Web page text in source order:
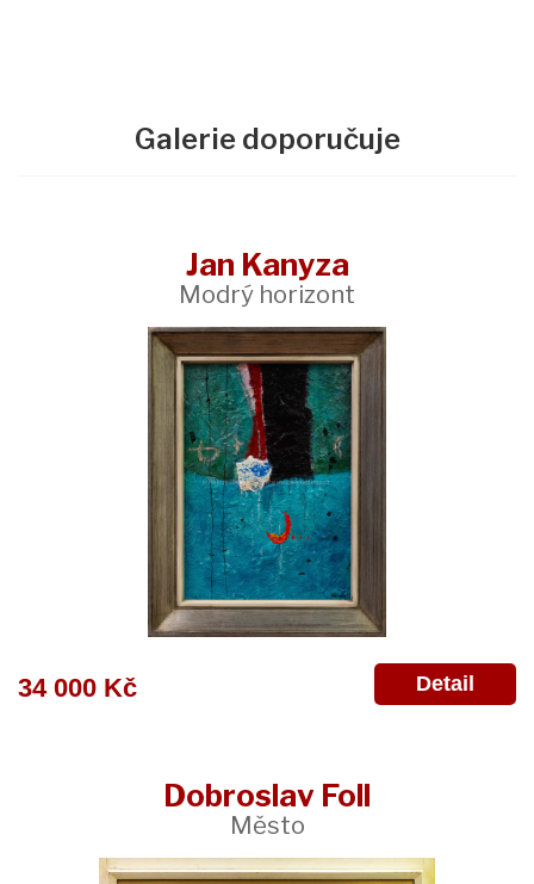
Galerie doporučuje
Jan Kanyza
Modrý horizont
34 000 Kč Detail
Dobroslav Foll
Město